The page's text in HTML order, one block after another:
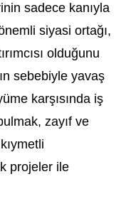
sadece kanıyla
siyasi ortağı,
olduğunu
sebebiyle yavaş
karşısında iş
zayıf ve
projeler ile